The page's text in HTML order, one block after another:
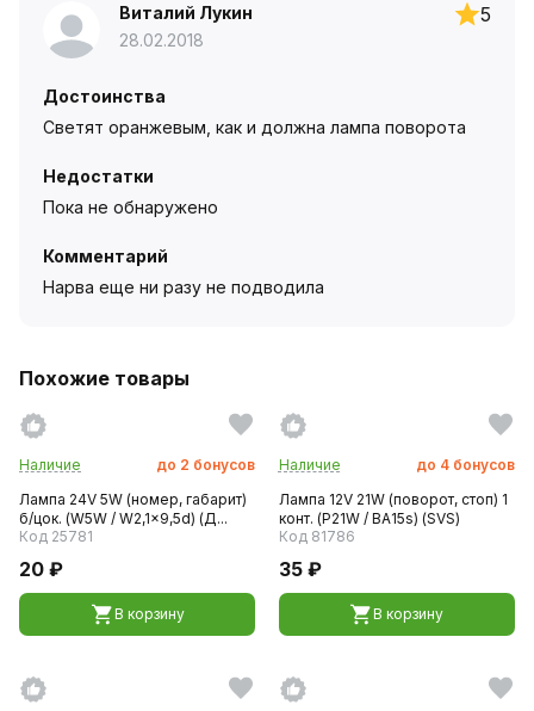
Виталий Лукин
28.02.2018
5
Достоинства
Светят оранжевым, как и должна лампа поворота
Недостатки
Пока не обнаружено
Комментарий
Нарва еще ни разу не подводила
Похожие товары
Наличие до 2 бонусов
Лампа 24V 5W (номер, габарит)
б/цок. (W5W / W2,1x9,5d) (Д...
Код 25781
20 ₽
В корзину
Наличие до 4 бонусов
Лампа 12V 21W (поворот, стоп) 1
конт. (P21W / BA15s) (SVS)
Код 81786
35 ₽
В корзину